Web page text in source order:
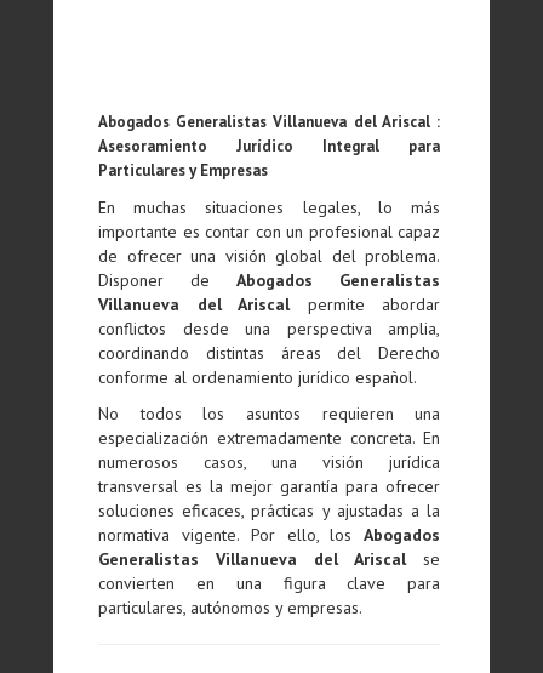
Abogados Generalistas Villanueva del Ariscal :
Asesoramiento Jurídico Integral para
Particulares y Empresas
En muchas situaciones legales, lo más
importante es contar con un profesional capaz
de ofrecer una visión global del problema.
Disponer deAbogados Generalistas
Villanueva del Ariscalpermite abordar
conflictos desde una perspectiva amplia,
coordinando distintas áreas del Derecho
conforme al ordenamiento jurídico español.
No todos los asuntos requieren una
especialización extremadamente concreta. En
numerosos casos, una visión jurídica
transversal es la mejor garantía para ofrecer
soluciones eficaces, prácticas y ajustadas a la
normativa vigente. Por ello, losAbogados
Generalistas Villanueva del Ariscalse
convierten en una figura clave para
particulares, autónomos y empresas.